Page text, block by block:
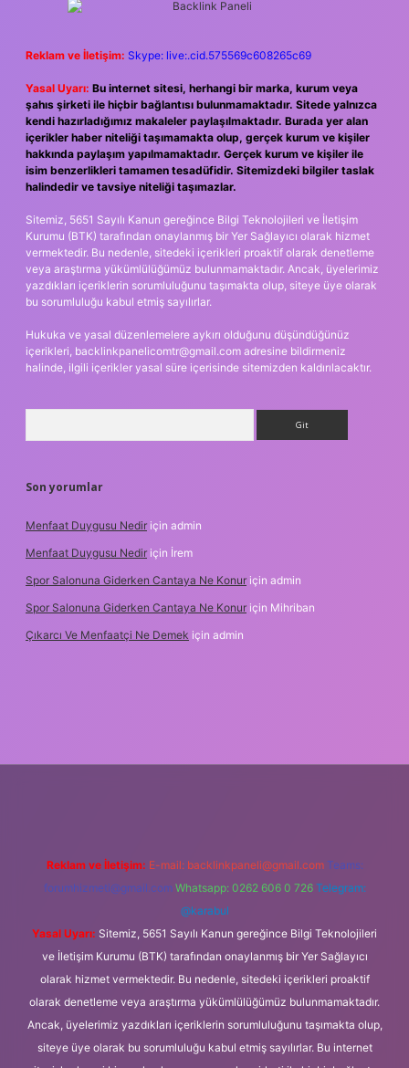
Reklam ve İletişim: Skype: live:.cid.575569c608265c69
Yasal Uyarı: Bu internet sitesi, herhangi bir marka, kurum veya
şahıs şirketi ile hiçbir bağlantısı bulunmamaktadır. Sitede yalnızca
kendi hazırladığımız makaleler paylaşılmaktadır. Burada yer alan
içerikler haber niteliği taşımamakta olup, gerçek kurum ve kişiler
hakkında paylaşım yapılmamaktadır. Gerçek kurum ve kişiler ile
isim benzerlikleri tamamen tesadüfidir. Sitemizdeki bilgiler taslak
halindedir ve tavsiye niteliği taşımazlar.
Sitemiz, 5651 Sayılı Kanun gereğince Bilgi Teknolojileri ve İletişim
Kurumu (BTK) tarafından onaylanmış bir Yer Sağlayıcı olarak hizmet
vermektedir. Bu nedenle, sitedeki içerikleri proaktif olarak denetleme
veya araştırma yükümlülüğümüz bulunmamaktadır. Ancak, üyelerimiz
yazdıkları içeriklerin sorumluluğunu taşımakta olup, siteye üye olarak
bu sorumluluğu kabul etmiş sayılırlar.
Hukuka ve yasal düzenlemelere aykırı olduğunu düşündüğünüz
içerikleri, backlinkpanelicomtr@gmail.com adresine bildirmeniz
halinde, ilgili içerikler yasal süre içerisinde sitemizden kaldırılacaktır.
Son yorumlar
Menfaat Duygusu Nedir için admin
Menfaat Duygusu Nedir için İrem
Spor Salonuna Giderken Cantaya Ne Konur için admin
Spor Salonuna Giderken Cantaya Ne Konur için Mihriban
Çıkarcı Ve Menfaatçi Ne Demek için admin
Reklam ve İletişim: E-mail: backlinkpaneli@gmail.com Teams:
forumhizmeti@gmail.com Whatsapp: 0262 606 0 726 Telegram:
@karabul
Yasal Uyarı: Sitemiz, 5651 Sayılı Kanun gereğince Bilgi Teknolojileri
ve İletişim Kurumu (BTK) tarafından onaylanmış bir Yer Sağlayıcı
olarak hizmet vermektedir. Bu nedenle, sitedeki içerikleri proaktif
olarak denetleme veya araştırma yükümlülüğümüz bulunmamaktadır.
Ancak, üyelerimiz yazdıkları içeriklerin sorumluluğunu taşımakta olup,
siteye üye olarak bu sorumluluğu kabul etmiş sayılırlar. Bu internet